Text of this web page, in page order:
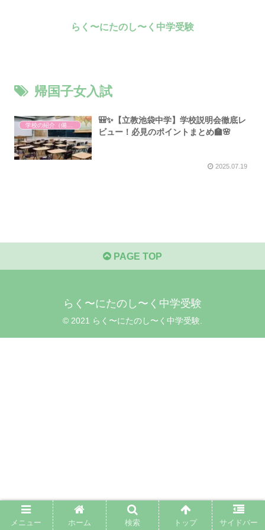
らく〜にたのし〜く中学受験
帰国子女入試
🎒✨【立教池袋中学】学校説明会徹底レ
ビュー！必見のポイントまとめ🏫🌸
2025.07.19
PAGE TOP
らく〜にたのし〜く中学受験
© 2021 らく〜にたのし〜く中学受験.
メニュー ホーム 検索 トップ サイドバー